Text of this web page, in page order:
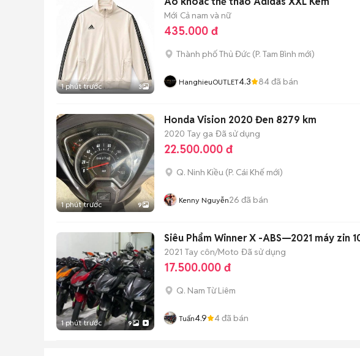
1 phút trước 3
Mới Cả nam và nữ
435.000 đ
Thành phố Thủ Đức (P. Tam Bình mới)
HanghieuOUTLET4.3 84đã bán
1 phút trước 9
Honda Vision 2020 Đen 8279 km
2020 Tay ga Đã sử dụng
22.500.000 đ
Q. Ninh Kiều (P. Cái Khế mới)
Kenny Nguyễn26 đã bán
1 phút trước 9
Siêu Phẩm Winner X -ABS—2021 máy zin
2021 Tay côn/Moto Đã sử dụng
17.500.000 đ
Q. Nam Từ Liêm
Tuấn4.9 4đã bán